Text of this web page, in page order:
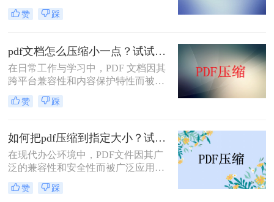
还可能影响传输速度。那么pdf文件怎
么压缩大小呢？本文将介绍三种有效
赞 踩
pdf文档怎么压缩小一点？试试这5个压缩方法！
在日常工作与学习中，PDF 文档因其
跨平台兼容性和内容保护特性而被广
泛使用。然而，当 PDF 文件中包含大
量高分辨率图片、内嵌字体或复杂图
不仅占用存储空间，还经常因超过邮
箱附件限制或上传耗时过长而影响办
公效率。那么PDF 文档怎么压缩小一
点呢？本文从压缩效果、操作难度、
处理速度、隐私安全四个维度，对比
五种主流压缩方案，帮助您根据实际
赞 踩
如何把pdf压缩到指定大小？试试这4种压缩方法！
在现代办公环境中，PDF文件因其广
泛的兼容性和安全性而被广泛应用。
然而，当这些文件过大时，会带来传
输不便、占用过多存储空间等问题。
赞 踩